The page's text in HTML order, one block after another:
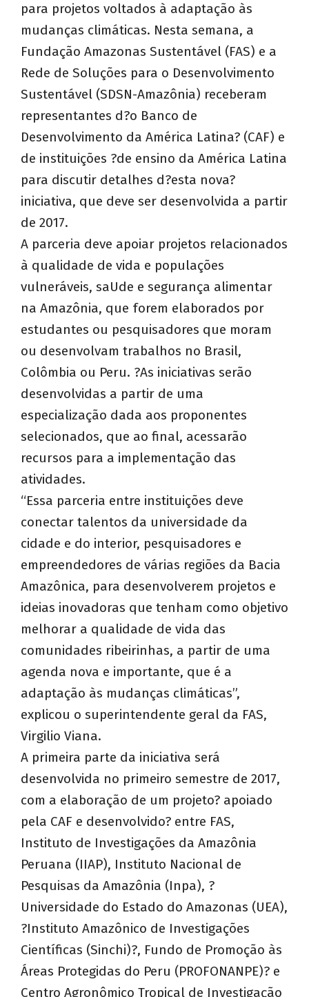
para projetos voltados à adaptação às
mudanças climáticas. Nesta semana, a
Fundação Amazonas Sustentável (FAS) e a
Rede de Soluções para o Desenvolvimento
Sustentável (SDSN-Amazônia) receberam
representantes d?o Banco de
Desenvolvimento da América Latina? (CAF) e
de instituições ?de ensino da América Latina
para discutir detalhes d?esta nova?
iniciativa, que deve ser desenvolvida a partir
de 2017.
A parceria deve apoiar projetos relacionados
à qualidade de vida e populações
vulneráveis, saUde e segurança alimentar
na Amazônia, que forem elaborados por
estudantes ou pesquisadores que moram
ou desenvolvam trabalhos no Brasil,
Colômbia ou Peru. ?As iniciativas serão
desenvolvidas a partir de uma
especialização dada aos proponentes
selecionados, que ao final, acessarão
recursos para a implementação das
atividades.
“Essa parceria entre instituições deve
conectar talentos da universidade da
cidade e do interior, pesquisadores e
empreendedores de várias regiões da Bacia
Amazônica, para desenvolverem projetos e
ideias inovadoras que tenham como objetivo
melhorar a qualidade de vida das
comunidades ribeirinhas, a partir de uma
agenda nova e importante, que é a
adaptação às mudanças climáticas”,
explicou o superintendente geral da FAS,
Virgilio Viana.
A primeira parte da iniciativa será
desenvolvida no primeiro semestre de 2017,
com a elaboração de um projeto? apoiado
pela CAF e desenvolvido? entre FAS,
Instituto de Investigações da Amazônia
Peruana (IIAP), Instituto Nacional de
Pesquisas da Amazônia (Inpa), ?
Universidade do Estado do Amazonas (UEA),
?Instituto Amazônico de Investigações
Científicas (Sinchi)?, Fundo de Promoção às
Áreas Protegidas do Peru (PROFONANPE)? e
Centro Agronômico Tropical de Investigação